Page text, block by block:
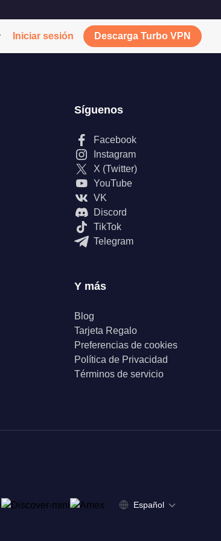
Iniciar sesión Descarga Turbo VPN
Síguenos
Facebook
Instagram
X (Twitter)
YouTube
VK
Discord
TikTok
Telegram
Y más
Blog
Tarjeta Regalo
Preferencias de cookies
Política de Privacidad
Términos de servicio
Español